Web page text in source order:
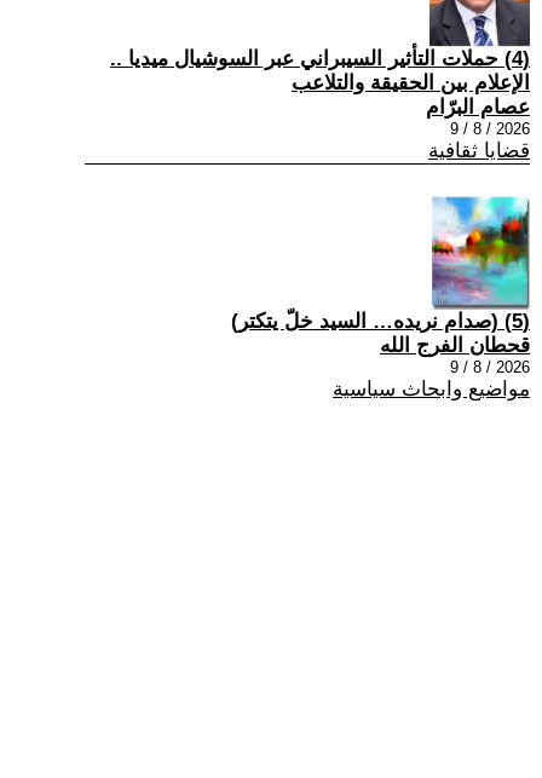
(4) حملات التأثير السيبراني عبر السوشيال ميديا ..
الإعلام بين الحقيقة والتلاعب
عصام البرّام
2026 / 8 / 9
قضايا ثقافية
(5) (صدام نريده… السيد خلّ يتكتر)
قحطان الفرج الله
2026 / 8 / 9
مواضيع وابحاث سياسية